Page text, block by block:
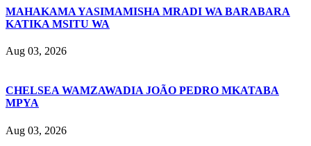
MAHAKAMA YASIMAMISHA MRADI WA BARABARA
KATIKA MSITU WA
Aug 03, 2026
CHELSEA WAMZAWADIA JOÃO PEDRO MKATABA
MPYA
Aug 03, 2026